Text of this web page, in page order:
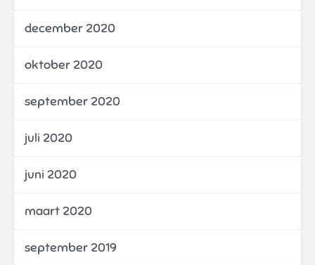
december 2020
oktober 2020
september 2020
juli 2020
juni 2020
maart 2020
september 2019